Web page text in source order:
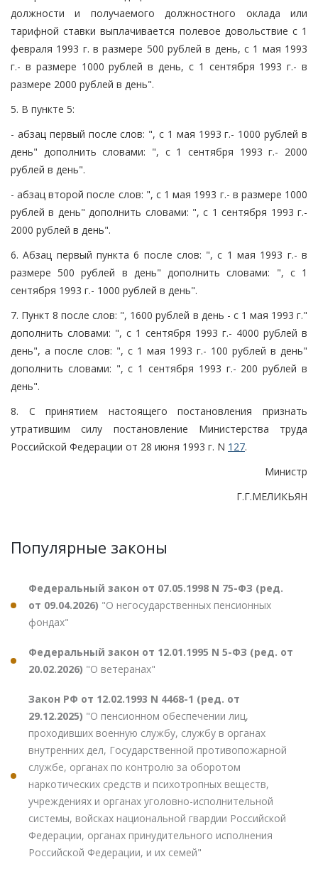
должности и получаемого должностного оклада или
тарифной ставки выплачивается полевое довольствие с 1
февраля 1993 г. в размере 500 рублей в день, с 1 мая 1993
г.- в размере 1000 рублей в день, с 1 сентября 1993 г.- в
размере 2000 рублей в день".
5. В пункте 5:
- абзац первый после слов: ", с 1 мая 1993 г.- 1000 рублей в
день" дополнить словами: ", с 1 сентября 1993 г.- 2000
рублей в день".
- абзац второй после слов: ", с 1 мая 1993 г.- в размере 1000
рублей в день" дополнить словами: ", с 1 сентября 1993 г.-
2000 рублей в день".
6. Абзац первый пункта 6 после слов: ", с 1 мая 1993 г.- в
размере 500 рублей в день" дополнить словами: ", с 1
сентября 1993 г.- 1000 рублей в день".
7. Пункт 8 после слов: ", 1600 рублей в день - с 1 мая 1993 г."
дополнить словами: ", с 1 сентября 1993 г.- 4000 рублей в
день", а после слов: ", с 1 мая 1993 г.- 100 рублей в день"
дополнить словами: ", с 1 сентября 1993 г.- 200 рублей в
день".
8. С принятием настоящего постановления признать
утратившим силу постановление Министерства труда
Российской Федерации от 28 июня 1993 г. N 127.
Министр
Г.Г.МЕЛИКЬЯН
Популярные законы
Федеральный закон от 07.05.1998 N 75-ФЗ (ред.
от 09.04.2026) "О негосударственных пенсионных
фондах"
Федеральный закон от 12.01.1995 N 5-ФЗ (ред. от
20.02.2026) "О ветеранах"
Закон РФ от 12.02.1993 N 4468-1 (ред. от
29.12.2025) "О пенсионном обеспечении лиц,
проходивших военную службу, службу в органах
внутренних дел, Государственной противопожарной
службе, органах по контролю за оборотом
наркотических средств и психотропных веществ,
учреждениях и органах уголовно-исполнительной
системы, войсках национальной гвардии Российской
Федерации, органах принудительного исполнения
Российской Федерации, и их семей"